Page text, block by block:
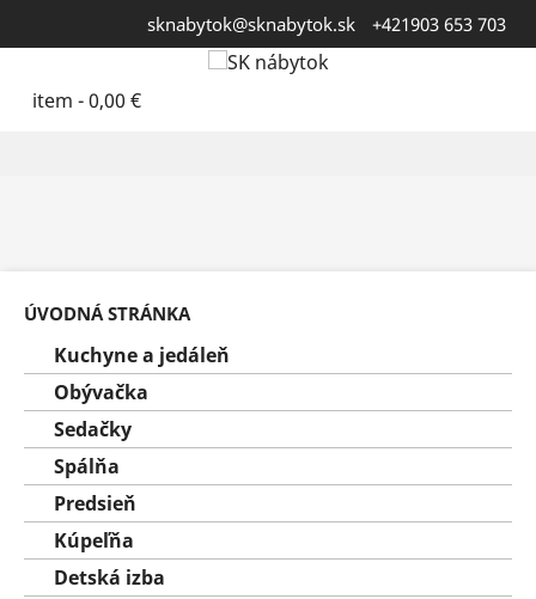
sknabytok@sknabytok.sk +421903 653 703
item -0,00 €
ÚVODNÁ STRÁNKA
Kuchyne a jedáleň
Obývačka
Sedačky
Spálňa
Predsieň
Kúpeľňa
Detská izba